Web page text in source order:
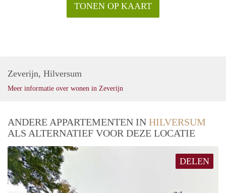
TONEN OP KAART
Zeverijn, Hilversum
Meer informatie over wonen in Zeverijn
ANDERE APPARTEMENTEN IN HILVERSUM
ALS ALTERNATIEF VOOR DEZE LOCATIE
DELEN